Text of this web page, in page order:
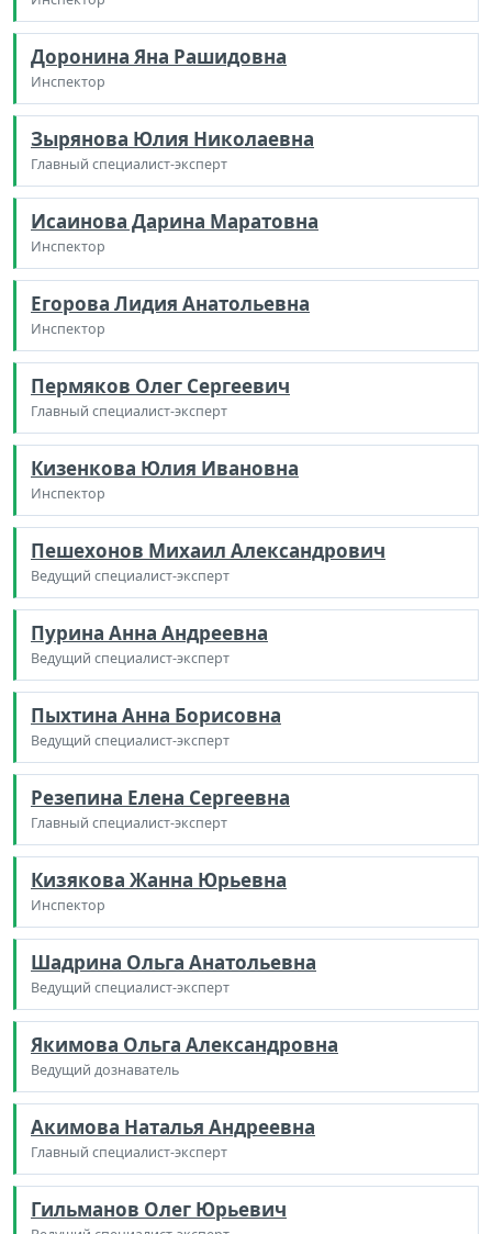
Доронина Яна Рашидовна
Инспектор
Зырянова Юлия Николаевна
Главный специалист-эксперт
Исаинова Дарина Маратовна
Инспектор
Егорова Лидия Анатольевна
Инспектор
Пермяков Олег Сергеевич
Главный специалист-эксперт
Кизенкова Юлия Ивановна
Инспектор
Пешехонов Михаил Александрович
Ведущий специалист-эксперт
Пурина Анна Андреевна
Ведущий специалист-эксперт
Пыхтина Анна Борисовна
Ведущий специалист-эксперт
Резепина Елена Сергеевна
Главный специалист-эксперт
Кизякова Жанна Юрьевна
Инспектор
Шадрина Ольга Анатольевна
Ведущий специалист-эксперт
Якимова Ольга Александровна
Ведущий дознаватель
Акимова Наталья Андреевна
Главный специалист-эксперт
Гильманов Олег Юрьевич